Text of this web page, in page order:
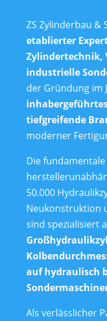
ZS Zylinderbau &
etablierter
Zylindertechnik,
industrielle
der Gründung im
tiefgreifende
moderner
Die
50.000
Neukonstruktion
sind spezialisiert
auf hydraulisch
Als verlässlicher